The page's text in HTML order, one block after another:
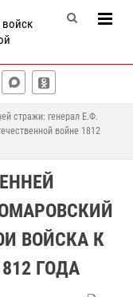
стражи: генерал Е.Ф.
войне 1812
ВОЙСКА К
ГОДА